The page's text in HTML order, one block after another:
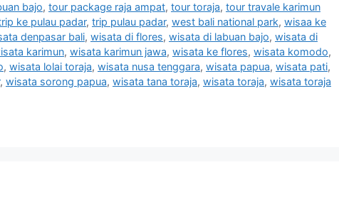
bajo, tour package raja ampat, tour toraja, tour travale karimun
ke pulau padar, trip pulau padar, west bali national park, wisaa ke
denpasar bali, wisata di flores, wisata di labuan bajo, wisata di
karimun, wisata karimun jawa, wisata ke flores, wisata komodo,
, wisata lolai toraja, wisata nusa tenggara, wisata papua, wisata pati,
, wisata sorong papua, wisata tana toraja, wisata toraja, wisata toraja